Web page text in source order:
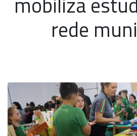
rede